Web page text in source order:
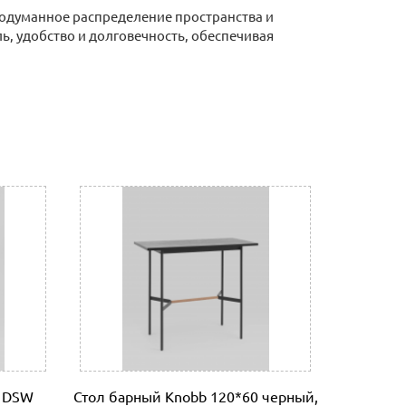
распределение пространства и
удобство и долговечность, обеспечивая
почту (почта сайта)
банка, либо через Ваш интернет или
счету.
линии. Оплата услуг транспортной
Стол барный Knobb 120*60 черный,